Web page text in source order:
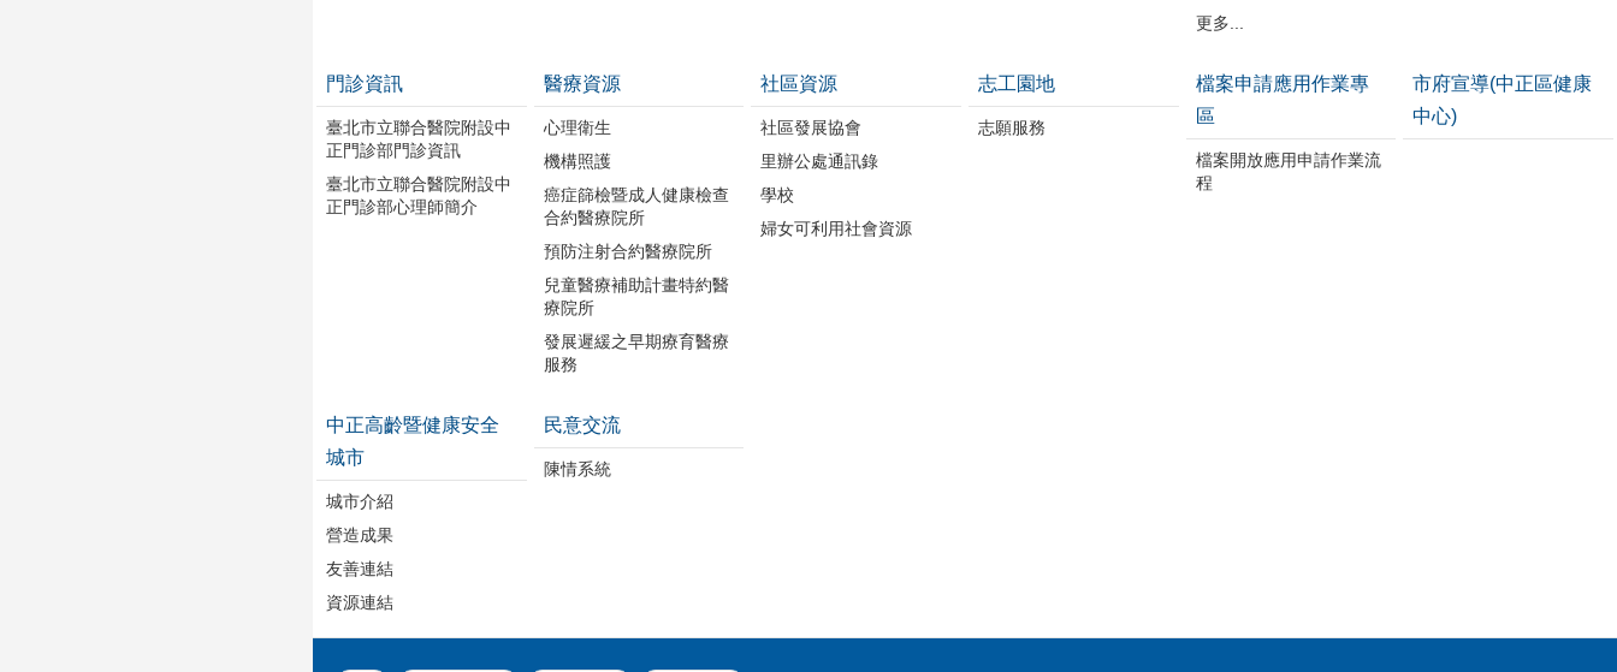
更多...
門診資訊
臺北市立聯合醫院附設中
正門診部門診資訊
臺北市立聯合醫院附設中
正門診部心理師簡介
醫療資源
心理衛生
機構照護
癌症篩檢暨成人健康檢查
合約醫療院所
預防注射合約醫療院所
兒童醫療補助計畫特約醫
療院所
發展遲緩之早期療育醫療
服務
社區資源
社區發展協會
里辦公處通訊錄
學校
婦女可利用社會資源
志工園地
志願服務
檔案申請應用作業專
區
檔案開放應用申請作業流
程
市府宣導(中正區健康
中心)
中正高齡暨健康安全
城市
城市介紹
營造成果
友善連結
資源連結
民意交流
陳情系統